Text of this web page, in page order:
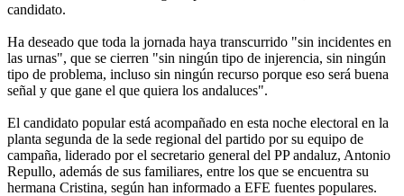
candidato.
Ha deseado que toda la jornada haya transcurrido "sin incidentes en
las urnas", que se cierren "sin ningún tipo de injerencia, sin ningún
tipo de problema, incluso sin ningún recurso porque eso será buena
señal y que gane el que quiera los andaluces".
El candidato popular está acompañado en esta noche electoral en la
planta segunda de la sede regional del partido por su equipo de
campaña, liderado por el secretario general del PP andaluz, Antonio
Repullo, además de sus familiares, entre los que se encuentra su
hermana Cristina, según han informado a EFE fuentes populares.